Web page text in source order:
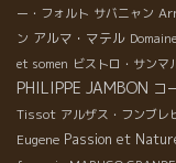
ー・フォルト サバニャン
ン アルマ・マテル
et somen ビストロ・サンマ
PHILIPPE JAMBON コ
Tissot アルザス・フンブレ
Eugene Passion et